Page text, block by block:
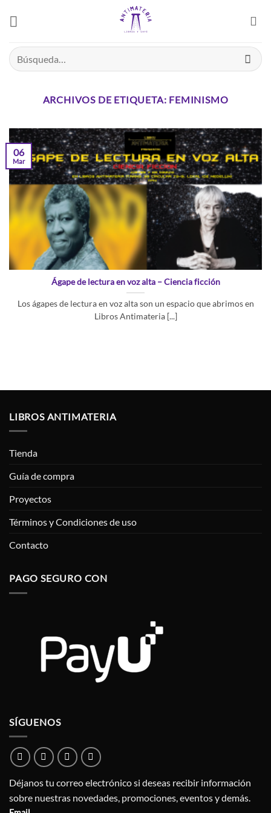
Buscar
por:
ARCHIVOS DE ETIQUETA: FEMINISMO
Ágape de lectura en voz alta – Ciencia ficción
Los ágapes de lectura en voz alta son un espacio que abrimos en
Libros Antimateria [...]
06
Mar
LIBROS ANTIMATERIA
Tienda
Guía de compra
Proyectos
Términos y Condiciones de uso
Contacto
PAGO SEGURO CON
SÍGUENOS
Déjanos tu correo electrónico si deseas recibir información
sobre nuestras novedades, promociones, eventos y demás.